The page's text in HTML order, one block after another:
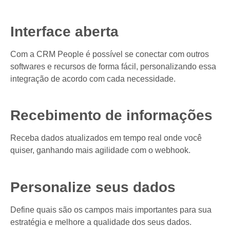
Interface aberta
Com a CRM People é possível se conectar com outros
softwares e recursos de forma fácil, personalizando essa
integração de acordo com cada necessidade.
Recebimento de informações
Receba dados atualizados em tempo real onde você
quiser, ganhando mais agilidade com o webhook.
Personalize seus dados
Define quais são os campos mais importantes para sua
estratégia e melhore a qualidade dos seus dados.